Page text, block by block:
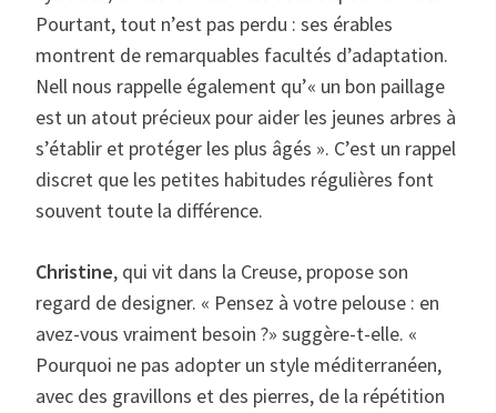
Pourtant, tout n’est pas perdu : ses érables
montrent de remarquables facultés d’adaptation.
Nell nous rappelle également qu’« un bon paillage
est un atout précieux pour aider les jeunes arbres à
s’établir et protéger les plus âgés ». C’est un rappel
discret que les petites habitudes régulières font
souvent toute la différence.
Christine, qui vit dans la Creuse, propose son
regard de designer. « Pensez à votre pelouse : en
avez-vous vraiment besoin ?» suggère-t-elle. «
Pourquoi ne pas adopter un style méditerranéen,
avec des gravillons et des pierres, de la répétition